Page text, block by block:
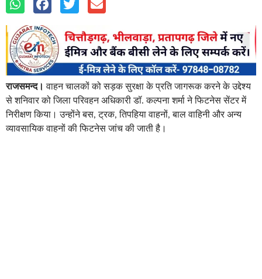
राजसमन्द। वाहन चालकों को सड़क सुरक्षा के प्रति जागरूक करने के उद्देश्य
से शनिवार को जिला परिवहन अधिकारी डॉ. कल्पना शर्मा ने फिटनेस सेंटर में
निरीक्षण किया। उन्होंने बस, ट्रक, तिपहिया वाहनों, बाल वाहिनी और अन्य
व्यावसायिक वाहनों की फिटनेस जांच की जाती है।